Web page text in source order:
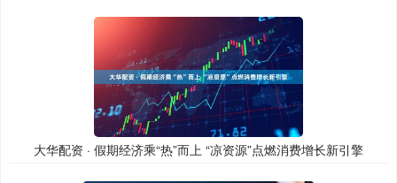
大华配资 · 假期经济乘“热”而上 “凉资源”点燃消费增长新引擎